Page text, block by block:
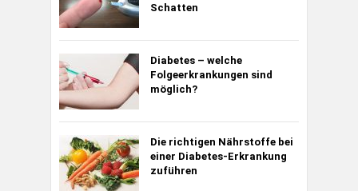
Schatten
Diabetes – welche
Folgeerkrankungen sind
möglich?
Die richtigen Nährstoffe bei
einer Diabetes-Erkrankung
zuführen